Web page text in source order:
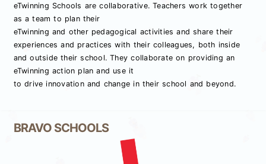
eTwinning Schools are collaborative. Teachers work together
as a team to plan their
eTwinning and other pedagogical activities and share their
experiences and practices with their colleagues, both inside
and outside their school. They collaborate on providing an
eTwinning action plan and use it
to drive innovation and change in their school and beyond.
BRAVO SCHOOLS